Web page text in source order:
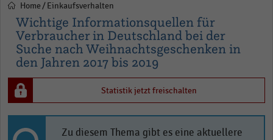
Pfadnavigation
Home Einkaufsverhalten
Wichtige Informationsquellen für
Verbraucher in Deutschland bei der
Suche nach Weihnachtsgeschenken in
den Jahren 2017 bis 2019
Statistik jetzt freischalten
Zu diesem Thema gibt es eine aktuellere